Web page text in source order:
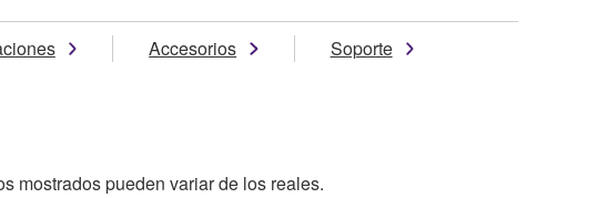
Accesorios Soporte
mostrados pueden variar de los reales.